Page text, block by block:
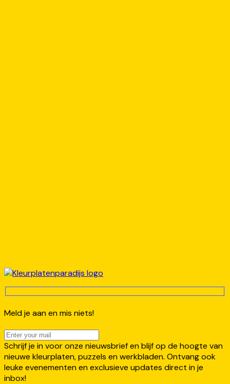
Meld je aan en mis niets!
Schrijf je in voor onze nieuwsbrief en blijf op de hoogte van
nieuwe kleurplaten, puzzels en werkbladen. Ontvang ook
leuke evenementen en exclusieve updates direct in je
inbox!